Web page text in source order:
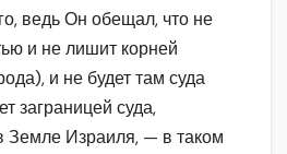
ведь Он обещал, что не
и не лишит корней
и не будет там суда
заграницей суда,
Земле Израиля, — в таком